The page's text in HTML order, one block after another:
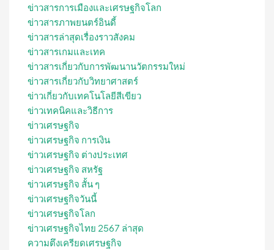
ข่าวสารการเมืองและเศรษฐกิจโลก
ข่าวสารภาพยนตร์อินดี้
ข่าวสารล่าสุดเรื่องราวสังคม
ข่าวสารเกมและเทค
ข่าวสารเกี่ยวกับการพัฒนานวัตกรรมใหม่
ข่าวสารเกี่ยวกับวิทยาศาสตร์
ข่าวเกี่ยวกับเทคโนโลยีสีเขียว
ข่าวเทคนิคและวิธีการ
ข่าวเศรษฐกิจ
ข่าวเศรษฐกิจ การเงิน
ข่าวเศรษฐกิจ ต่างประเทศ
ข่าวเศรษฐกิจ สหรัฐ
ข่าวเศรษฐกิจ สั้น ๆ
ข่าวเศรษฐกิจวันนี้
ข่าวเศรษฐกิจโลก
ข่าวเศรษฐกิจไทย 2567 ล่าสุด
ความตึงเครียดเศรษฐกิจ